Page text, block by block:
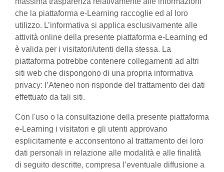
che la piattaforma e-Learning raccoglie ed al loro
utilizzo. L’informativa si applica esclusivamente alle
attività online della presente piattaforma e-Learning ed
è valida per i visitatori/utenti della stessa. La
piattaforma potrebbe contenere collegamenti ad altri
siti web che dispongono di una propria informativa
privacy: l’Ateneo non risponde del trattamento dei dati
effettuato da tali siti.
Con l'uso o la consultazione della presente piattaforma
e-Learning i visitatori e gli utenti approvano
esplicitamente e acconsentono al trattamento dei loro
dati personali in relazione alle modalità e alle finalità
di seguito descritte, compresa l’eventuale diffusione a